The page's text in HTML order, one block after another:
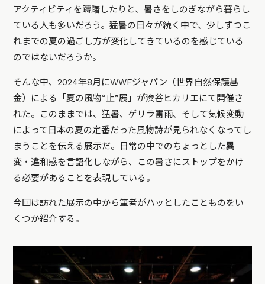
アクティビティを躊躇したりと、暑さをしのぎながら暮らし
ている人も多いだろう。猛暑の日々が続く中で、少しずつこ
れまでの夏の過ごし方が変化してきているのを感じている
のではないだろうか。
そんな中、2024年8月にWWFジャパン（世界自然保護基
金）による「夏の風物“止”展」が渋谷ヒカリエにて開催さ
れた。このままでは、猛暑、ゲリラ雷雨、そして気候変動
によって日本の夏の定番だった風物詩が見られなくなってし
まうことを伝える展示だ。日常の中でのちょっとした異
変・違和感を言語化しながら、この暑さにストップをかけ
る必要があることを表現している。
今回は訪れた展示の中から筆者がハッとしたことものをい
くつか紹介する。